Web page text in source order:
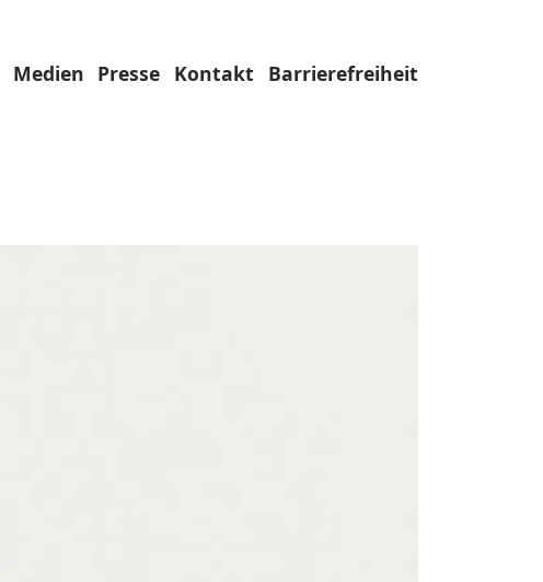
Medien Presse Kontakt Barrierefreiheit